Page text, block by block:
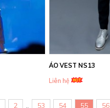
ÁO VEST NS13
Liên hệ
2 53 54 55 56